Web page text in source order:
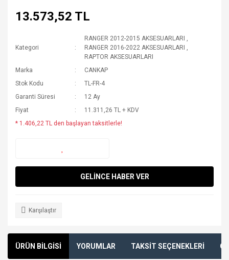
13.573,52 TL
Kategori
RANGER 2012-2015 AKSESUARLARI ,
RANGER 2016-2022 AKSESUARLARI ,
RAPTOR AKSESUARLARI
Marka
CANKAP
Stok Kodu
TL-FR-4
Garanti Süresi
12 Ay
Fiyat
11.311,26 TL + KDV
* 1.406,22 TL den başlayan taksitlerle!
GELİNCE HABER VER
Karşılaştır
ÜRÜN BİLGİSİ YORUMLAR TAKSİT SEÇENEKLERİ